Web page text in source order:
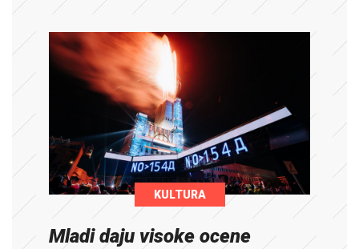
KULTURA
Mladi daju visoke ocene